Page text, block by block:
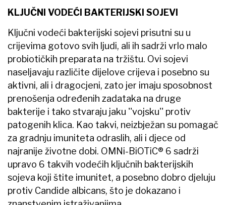
KLJUČNI VODEĆI BAKTERIJSKI SOJEVI
Ključni vodeći bakterijski sojevi prisutni su u
crijevima gotovo svih ljudi, ali ih sadrži vrlo malo
probiotičkih preparata na tržištu. Ovi sojevi
naseljavaju različite dijelove crijeva i posebno su
aktivni, ali i dragocjeni, zato jer imaju sposobnost
prenošenja određenih zadataka na druge
bakterije i tako stvaraju jaku ''vojsku'' protiv
patogenih klica. Kao takvi, neizbježan su pomagač
za gradnju imuniteta odraslih, ali i djece od
najranije životne dobi. OMNi-BiOTiC® 6 sadrži
upravo 6 takvih vodećih ključnih bakterijskih
sojeva koji štite imunitet, a posebno dobro djeluju
protiv Candide albicans, što je dokazano i